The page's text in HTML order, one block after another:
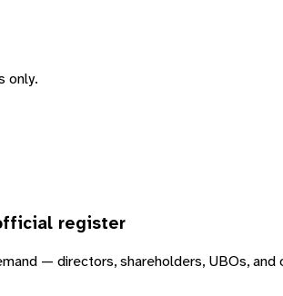
only.
register
— directors, shareholders, UBOs,